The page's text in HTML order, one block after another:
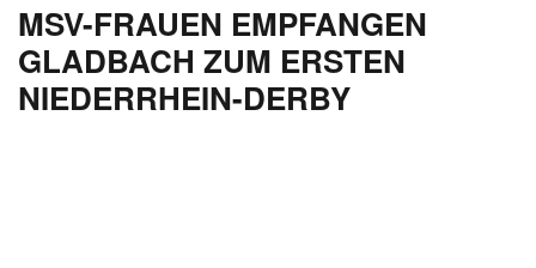
MSV-FRAUEN EMPFANGEN
GLADBACH ZUM ERSTEN
NIEDERRHEIN-DERBY